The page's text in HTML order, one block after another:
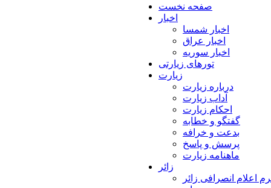
صفحه نخست
اخبار
اخبار شمسا
اخبار عراق
اخبار سوریه
تورهای زیارتی
زیارت
درباره زیارت
آداب زیارت
احکام زیارت
گفتگو و خطابه
بدعت و خرافه
پرسش و پاسخ
ماهنامه زیارت
زائر
اعلام انصرافی زائر